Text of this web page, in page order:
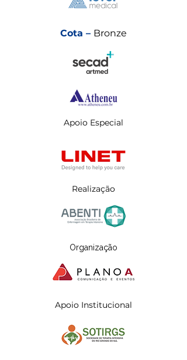
Cota – Bronze
Apoio Especial
Realização
Organização
Apoio Institucional